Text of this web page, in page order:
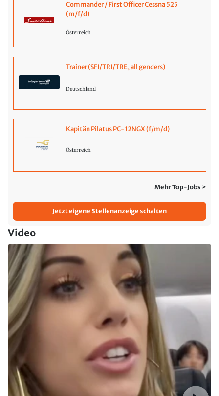
Commander / First Officer Cessna 525
(m/f/d)
Österreich
Trainer (SFI/TRI/TRE, all genders)
Deutschland
Kapitän Pilatus PC-12NGX (f/m/d)
Österreich
Mehr Top-Jobs >
Jetzt eigene Stellenanzeige schalten
Video